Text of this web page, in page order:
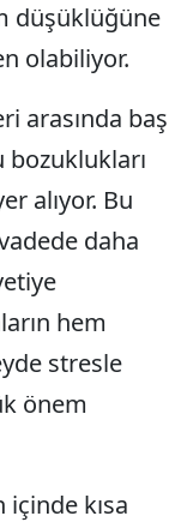
düşüklüğüne
olabiliyor.
arasında baş
bozuklukları
alıyor. Bu
daha
hem
stresle
önem
kısa